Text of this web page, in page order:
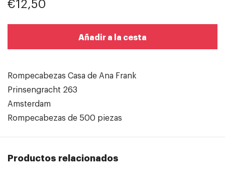
€12,50
Añadir a la cesta
Rompecabezas Casa de Ana Frank
Prinsengracht 263
Amsterdam
Rompecabezas de 500 piezas
Productos relacionados